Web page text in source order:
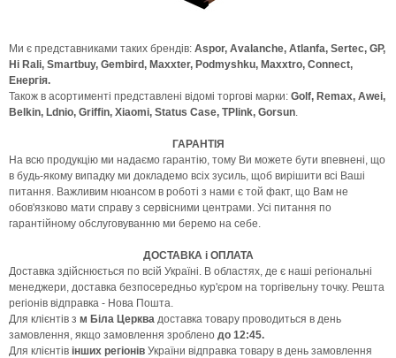
Ми є представниками таких брендів: Aspor, Avalanche, Atlanfa, Sertec, GP,
Hi Rali, Smartbuy, Gembird, Maxxter, Podmyshku, Maxxtro, Connect,
Енергія.
Також в асортименті представлені відомі торгові марки: Golf, Remax, Awei,
Belkin, Ldnio, Griffin, Xiaomi, Status Case, TPlink, Gorsun.
ГАРАНТІЯ
На всю продукцію ми надаємо гарантію, тому Ви можете бути впевнені, що
в будь-якому випадку ми докладемо всіх зусиль, щоб вирішити всі Ваші
питання. Важливим нюансом в роботі з нами є той факт, що Вам не
обов'язково мати справу з сервісними центрами. Усі питання по
гарантійному обслуговуванню ми беремо на себе.
ДОСТАВКА і ОПЛАТА
Доставка здійснюється по всій Україні. В областях, де є наші регіональні
менеджери, доставка безпосередньо кур'єром на торгівельну точку. Решта
регіонів відправка - Нова Пошта.
Для клієнтів з м Біла Церква доставка товару проводиться в день
замовлення, якщо замовлення зроблено до 12:45.
Для клієнтів інших регіонів України відправка товару в день замовлення